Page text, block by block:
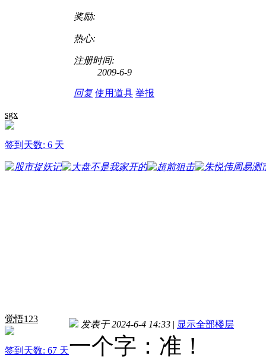
奖励:
热心:
注册时间:
2009-6-9
回复 使用道具 举报
sgx
签到天数: 6 天
觉悟123
签到天数: 67 天
发表于 2024-6-4 14:33 | 显示全部楼层
一个字：准！